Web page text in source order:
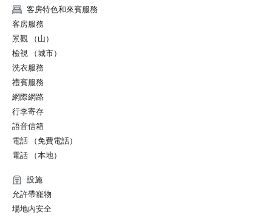
2016:  Gold Key Award, Meetings & Conventions
2016:  Pinnacle Award - Best Gaming Property,
Successful Meetings
2016:  Best of Award, Meetings Today
客房特色和來賓服務
客房服務
景觀 （山）
檢視 （城市）
洗衣服務
禮賓服務
網際網路
行李寄存
語音信箱
電話 （免費電話）
電話 （本地）
設施
允許帶寵物
場地內安全